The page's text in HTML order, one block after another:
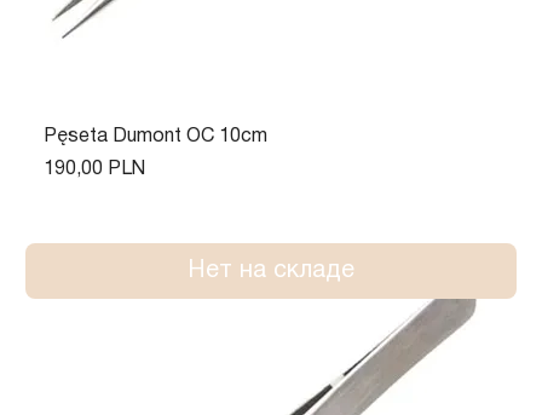
Pęseta Dumont OC 10cm
Цена
190,00 PLN
Нет на складе